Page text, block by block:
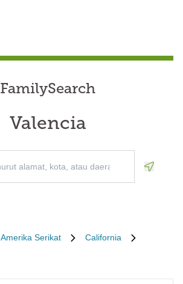
FamilySearch
Valencia
Amerika Serikat
California